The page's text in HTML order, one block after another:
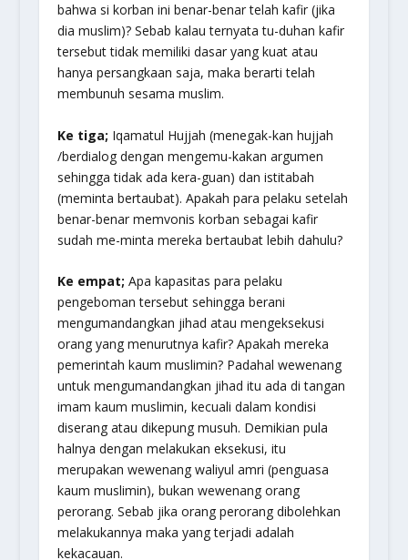
bahwa si korban ini benar-benar telah kafir (jika
dia muslim)? Sebab kalau ternyata tu-duhan kafir
tersebut tidak memiliki dasar yang kuat atau
hanya persangkaan saja, maka berarti telah
membunuh sesama muslim.
Ke tiga; Iqamatul Hujjah (menegak-kan hujjah
/berdialog dengan mengemu-kakan argumen
sehingga tidak ada kera-guan) dan istitabah
(meminta bertaubat). Apakah para pelaku setelah
benar-benar memvonis korban sebagai kafir
sudah me-minta mereka bertaubat lebih dahulu?
Ke empat; Apa kapasitas para pelaku
pengeboman tersebut sehingga berani
mengumandangkan jihad atau mengeksekusi
orang yang menurutnya kafir? Apakah mereka
pemerintah kaum muslimin? Padahal wewenang
untuk mengumandangkan jihad itu ada di tangan
imam kaum muslimin, kecuali dalam kondisi
diserang atau dikepung musuh. Demikian pula
halnya dengan melakukan eksekusi, itu
merupakan wewenang waliyul amri (penguasa
kaum muslimin), bukan wewenang orang
perorang. Sebab jika orang perorang dibolehkan
melakukannya maka yang terjadi adalah
kekacauan.